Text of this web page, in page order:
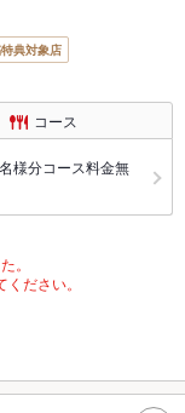
典対象店
コース
様分コース料金無
。
ださい。